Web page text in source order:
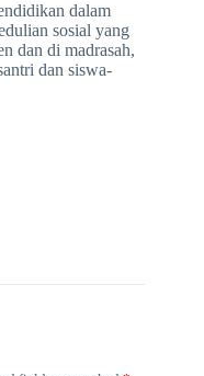
dalam
sosial yang
dan di madrasah,
dan siswa-